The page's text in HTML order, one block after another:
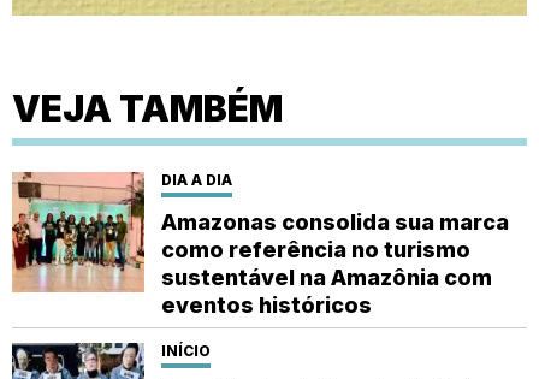
VEJA TAMBÉM
DIA A DIA
Amazonas consolida sua marca
como referência no turismo
sustentável na Amazônia com
eventos históricos
INÍCIO